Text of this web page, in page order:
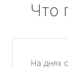
Что
На днях